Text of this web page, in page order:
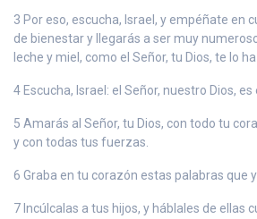
3 Por eso, escucha, Israel, y empéñate en
de bienestar y llegarás a ser muy
leche y miel, como el Señor, tu Dios, te lo
4 Escucha, Israel: el Señor, nuestro Dios, es
5 Amarás al Señor, tu Dios, con todo tu
y con todas tus fuerzas.
6 Graba en tu corazón estas palabras que
7 Incúlcalas a tus hijos, y háblales de ellas